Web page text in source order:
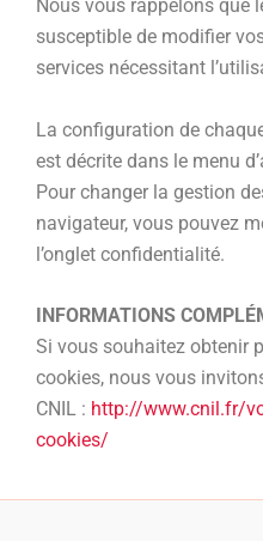
Nous vous rappelons que
susceptible de modifier
services nécessitant
La configuration de
est décrite dans le menu
Pour changer la gestion
navigateur, vous pouvez
l’onglet confidentialité.
INFORMATIONS COMPLÉ
Si vous souhaitez obtenir
cookies, nous vous
CNIL : http://www.cnil.fr/
cookies/